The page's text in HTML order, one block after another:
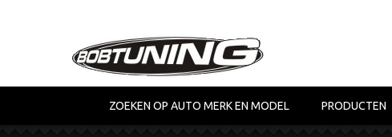
ZOEKEN OP AUTO MERK EN MODEL PRODUCTEN